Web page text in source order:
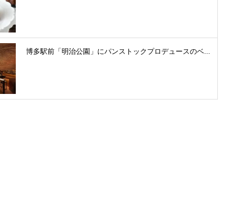
博多駅前「明治公園」にパンストックプロデュースのベ...